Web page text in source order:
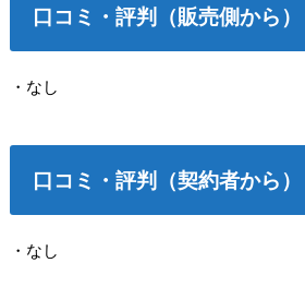
口コミ ・評判 （販売側から）
・なし
口コミ ・評判 （契約者から）
・なし